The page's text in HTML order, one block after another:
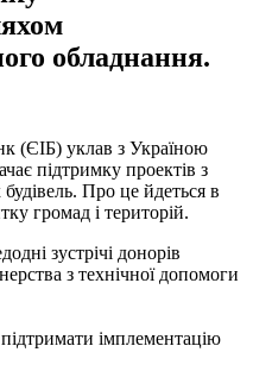
обладнання.
(ЄІБ) уклав з Україною
підтримку проектів з
Про це йдеться в
громад і територій.
зустрічі донорів
з технічної допомоги
імплементацію